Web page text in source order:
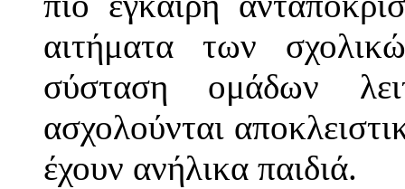
αιτήματα των
σύσταση ομάδων
ασχολούνται
έχουν ανήλικα παιδιά.